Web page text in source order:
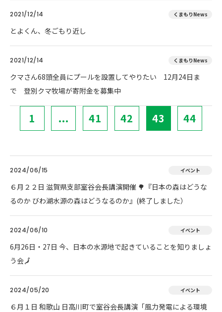
2021/12/14 くまもりNews
とよくん、冬ごもり近し
2021/12/14 くまもりNews
クマさん68頭全員にプールを設置してやりたい 12月24日ま
で 登別クマ牧場が寄附金を募集中
1 ... 41 42 43 44
2024/06/15 イベント
６月２２日 滋賀県支部室谷会長講演開催 🌳『日本の森はどうな
るのか びわ湖水源の森はどうなるのか』(終了しました）
2024/06/10 イベント
6月26日・27日 今、日本の水源地で起きていることを知りましょ
う会🗾
2024/05/20 イベント
６月１日 和歌山 日高川町で室谷会長講演「風力発電による環境